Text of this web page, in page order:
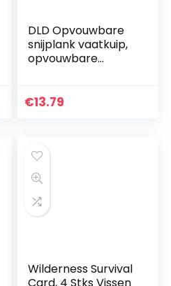
DLD Opvouwbare
snijplank vaatkuip,
opvouwbare
stekker,
€13.79
Wilderness Survival